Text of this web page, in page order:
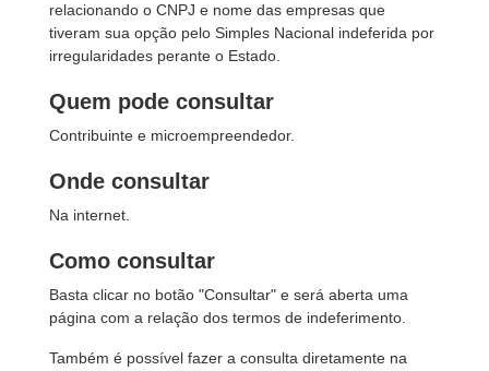
relacionando o CNPJ e nome das empresas que
tiveram sua opção pelo Simples Nacional indeferida por
irregularidades perante o Estado.
Quem pode consultar
Contribuinte e microempreendedor.
Onde consultar
Na internet.
Como consultar
Basta clicar no botão "Consultar" e será aberta uma
página com a relação dos termos de indeferimento.
Também é possível fazer a consulta diretamente na